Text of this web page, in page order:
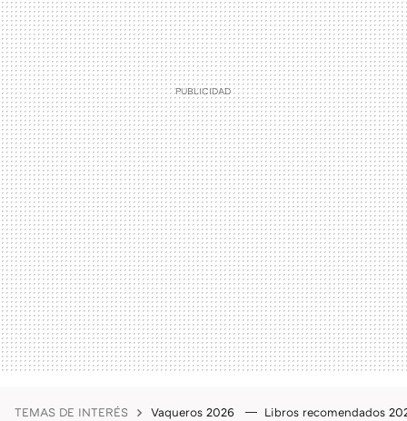
TEMAS DE INTERÉS Vaqueros 2026 Libros recomendados